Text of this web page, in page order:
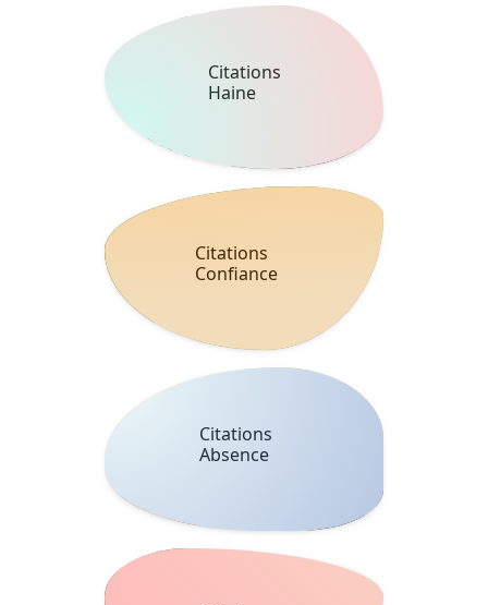
Citations
Haine
Citations
Confiance
Citations
Absence